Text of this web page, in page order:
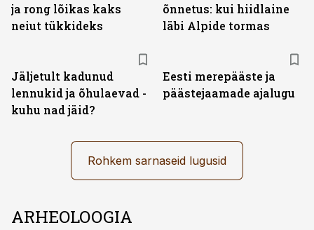
ja rong lõikas kaks
neiut tükkideks
õnnetus: kui hiidlaine
läbi Alpide tormas
Jäljetult kadunud
lennukid ja õhulaevad -
kuhu nad jäid?
Eesti merepääste ja
päästejaamade ajalugu
Rohkem sarnaseid lugusid
ARHEOLOOGIA